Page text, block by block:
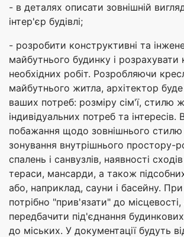
- в деталях описати зовнішній
інтер'єр будівлі;
- розробити конструктивні та
майбутнього будинку і
необхідних робіт. Розробляючи
майбутнього житла, архітектор
ваших потреб: розміру сім'ї, стилю
індивідуальних потреб та інтересів.
побажання щодо зовнішнього стилю
зонування внутрішнього простору-
спалень і санвузлів, наявності
тераси, мансарди, а також
або, наприклад, сауни і басейну.
потрібно "прив'язати" до
передбачити під'єднання
до міських. У документації будуть